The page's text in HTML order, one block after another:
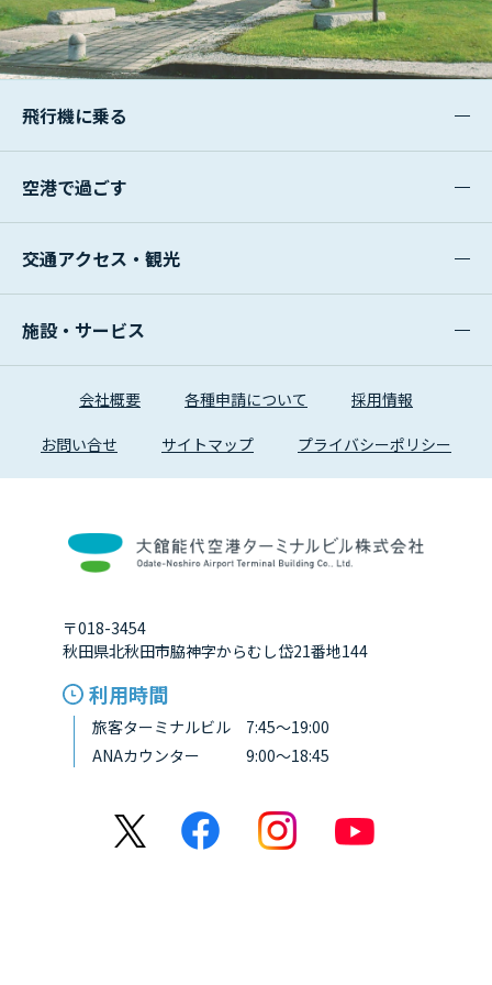
飛行機に乗る
空港で過ごす
交通アクセス・観光
施設・サービス
会社概要 各種申請について 採用情報
お問い合せ サイトマップ プライバシーポリシー
〒018-3454
秋田県北秋田市脇神字からむし岱21番地144
利用時間
旅客ターミナルビル 7:45～19:00
ANAカウンター 9:00～18:45